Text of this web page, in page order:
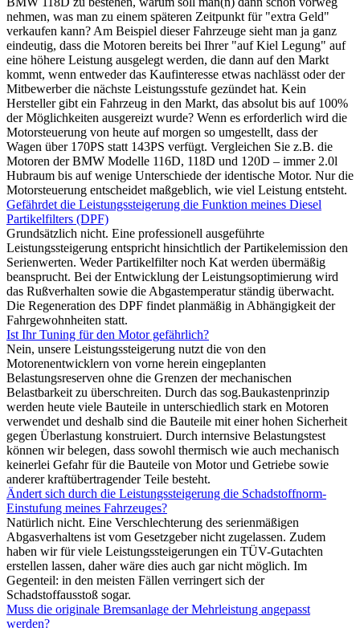
nehmen, was man zu einem späteren Zeitpunkt für "extra Geld"
verkaufen kann? Am Beispiel dieser Fahrzeuge sieht man ja ganz
eindeutig, dass die Motoren bereits bei Ihrer "auf Kiel Legung" auf
eine höhere Leistung ausgelegt werden, die dann auf den Markt
kommt, wenn entweder das Kaufinteresse etwas nachlässt oder der
Mitbewerber die nächste Leistungsstufe gezündet hat. Kein
Hersteller gibt ein Fahrzeug in den Markt, das absolut bis auf 100%
der Möglichkeiten ausgereizt wurde? Wenn es erforderlich wird die
Motorsteuerung von heute auf morgen so umgestellt, dass der
Wagen über 170PS statt 143PS verfügt. Vergleichen Sie z.B. die
Motoren der BMW Modelle 116D, 118D und 120D – immer 2.0l
Hubraum bis auf wenige Unterschiede der identische Motor. Nur die
Motorsteuerung entscheidet maßgeblich, wie viel Leistung entsteht.
Gefährdet die Leistungssteigerung die Funktion meines Diesel
Partikelfilters (DPF)
Grundsätzlich nicht. Eine professionell ausgeführte
Leistungssteigerung entspricht hinsichtlich der Partikelemission den
Serienwerten. Weder Partikelfilter noch Kat werden übermäßig
beansprucht. Bei der Entwicklung der Leistungsoptimierung wird
das Rußverhalten sowie die Abgastemperatur ständig überwacht.
Die Regeneration des DPF findet planmäßig in Abhängigkeit der
Fahrgewohnheiten statt.
Ist Ihr Tuning für den Motor gefährlich?
Nein, unsere Leistungssteigerung nutzt die von den
Motorenentwicklern von vorne herein eingeplanten
Belastungsreserven ohne die Grenzen der mechanischen
Belastbarkeit zu überschreiten. Durch das sog.Baukastenprinzip
werden heute viele Bauteile in unterschiedlich stark en Motoren
verwendet und deshalb sind die Bauteile mit einer hohen Sicherheit
gegen Überlastung konstruiert. Durch internsive Belastungstest
können wir belegen, dass sowohl thermisch wie auch mechanisch
keinerlei Gefahr für die Bauteile von Motor und Getriebe sowie
anderer kraftübertragender Teile besteht.
Ändert sich durch die Leistungssteigerung die Schadstoffnorm-
Einstufung meines Fahrzeuges?
Natürlich nicht. Eine Verschlechterung des serienmäßigen
Abgasverhaltens ist vom Gesetzgeber nicht zugelassen. Zudem
haben wir für viele Leistungssteigerungen ein TÜV-Gutachten
erstellen lassen, daher wäre dies auch gar nicht möglich. Im
Gegenteil: in den meisten Fällen verringert sich der
Schadstoffausstoß sogar.
Muss die originale Bremsanlage der Mehrleistung angepasst
werden?